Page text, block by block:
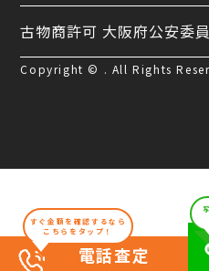
古物商許可 大阪府公安委
Copyright © . All Rights
すぐ金額を確認するなら
こちらをタップ！
電話査定